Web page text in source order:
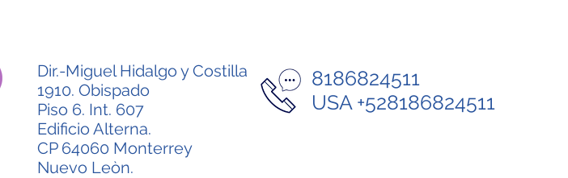
Dir.-Miguel Hidalgo y Costilla
1910. Obispado
Piso 6. Int. 607
Edificio Alterna.
CP 64060 Monterrey
Nuevo Leòn.
8186824511
USA +528186824511